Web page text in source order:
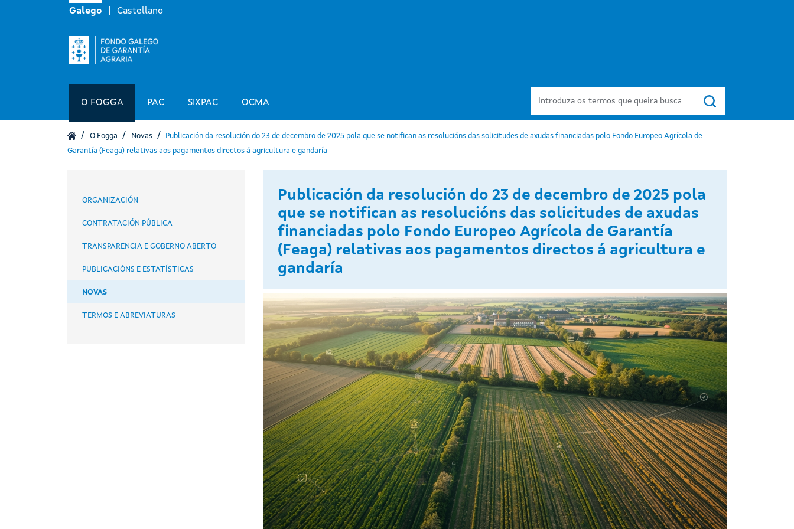
Galego Castellano
Navegación principal
O FOGGA PAC SIXPAC OCMA
Buscar
O Fogga Novas
Publicación da resolución do 23 de decembro de 2025 pola que se notifican as resolucións das solicitudes de axudas financiadas polo Fondo Europeo Agrícola de
Garantía (Feaga) relativas aos pagamentos directos á agricultura e gandaría
Publicación da resolución do 23 de decembro de 2025 pola
que se notifican as resolucións das solicitudes de axudas
financiadas polo Fondo Europeo Agrícola de Garantía
(Feaga) relativas aos pagamentos directos á agricultura e
gandaría
ORGANIZACIÓN
CONTRATACIÓN PÚBLICA
TRANSPARENCIA E GOBERNO ABERTO
PUBLICACIÓNS E ESTATÍSTICAS
NOVAS
TERMOS E ABREVIATURAS